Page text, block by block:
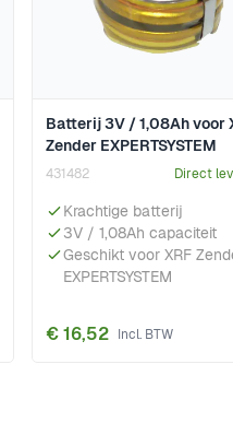
Batterij 3V / 1,08Ah voor
Zender EXPERTSYSTEM
431482 Direct
Krachtige batterij
3V / 1,08Ah capaciteit
Geschikt voor XRF
EXPERTSYSTEM
€ 16,52